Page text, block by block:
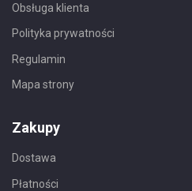
Obsługa klienta
Polityka prywatności
Regulamin
Mapa strony
Zakupy
Dostawa
Płatności